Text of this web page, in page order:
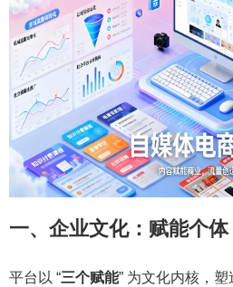
一、企业文化：赋能个
平台以 “三个赋能” 为文化内核，塑